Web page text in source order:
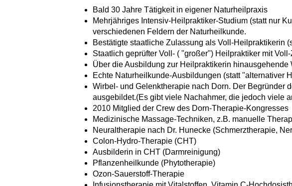
Bald 30 Jahre Tätigkeit in eigener Naturheilpraxis
Mehrjähriges Intensiv-Heilpraktiker-Studium (statt nur
verschiedenen Feldern der Naturheilkunde.
Bestätigte staatliche Zulassung als Voll-Heilpraktikerin
Staatlich geprüfter Voll- ( "großer") Heilpraktiker mit
Über die Ausbildung zur Heilpraktikerin
Echte Naturheilkunde-Ausbildungen (statt "alternativer
Wirbel- und Gelenktherapie nach Dorn. Der Begründer
ausgebildet.(Es gibt viele Nachahmer, die jedoch viele
2010 Mitglied der Crew des Dorn-Therapie-Kongresses
Medizinische Massage-Techniken, z.B. manuelle
Neuraltherapie nach Dr. Hunecke (Schmerztherapie,
Colon-Hydro-Therapie (CHT)
Ausbilderin in CHT (Darmreinigung)
Pflanzenheilkunde (Phytotherapie)
Ozon-Sauerstoff-Therapie